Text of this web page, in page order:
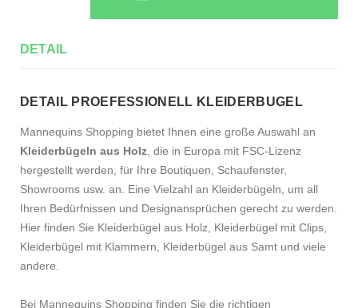
DETAIL
DETAIL PROEFESSIONELL KLEIDERBUGEL
Mannequins Shopping bietet Ihnen eine große Auswahl an
Kleiderbügeln aus Holz , die in Europa mit FSC-Lizenz
hergestellt werden, für Ihre Boutiquen, Schaufenster,
Showrooms usw. an. Eine Vielzahl an Kleiderbügeln, um all
Ihren Bedürfnissen und Designansprüchen gerecht zu werden.
Hier finden Sie Kleiderbügel aus Holz, Kleiderbügel mit Clips,
Kleiderbügel mit Klammern, Kleiderbügel aus Samt und viele
andere.
Bei Mannequins Shopping finden Sie die richtigen